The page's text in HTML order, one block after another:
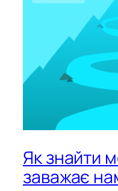
Як знайти
заважає